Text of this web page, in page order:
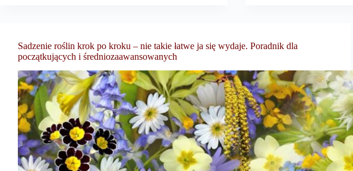
Sadzenie roślin krok po kroku – nie takie łatwe ja się wydaje. Poradnik dla
początkujących i średniozaawansowanych